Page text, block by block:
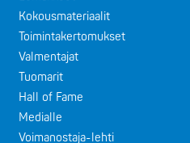
Kokousmateriaalit
Toimintakertomukset
Valmentajat
Tuomarit
Hall of Fame
Medialle
Voimanostaja-lehti